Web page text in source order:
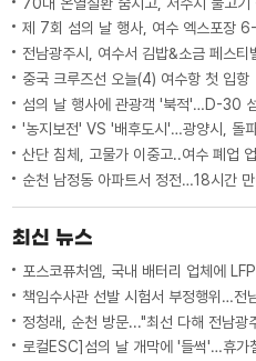
제 7회 섬의 날 행사, 여수 엑스포장
전남광주시, 여수서 김밥&소금 페스티
중국 크루즈선 오늘(4) 여수항 첫 입항
섬의 날 행사에 관광객 '북적'…D-30
'농지보전' VS '배후도시'…광양시, 돌
산단 침체, 고물가 이중고..여수 폐업
순천 남정동 아파트서 정전…18시간
최신 뉴스
포스코퓨처엠, 국내 배터리 업체에
책임수사관 선발 시험서 부정행위…전
정청래, 순천 방문..."최선 다해 전남광
로컬ESC]섬의 날 개막에 '들썩'…휴가